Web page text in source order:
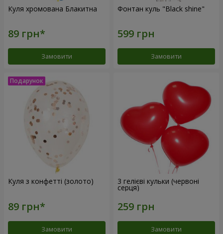
Куля хромована Блакитна
Замовити
Фонтан куль "Black shine"
Замовити
Куля з конфетті (золото)
Замовити
3 гелієві кульки (червоні
серця)
Замовити